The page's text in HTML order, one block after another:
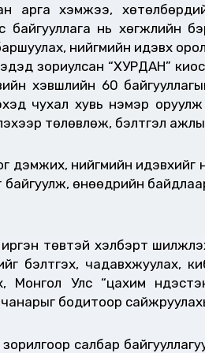
хэмжээ,
байгууллага нь хөгжлийн
нийгмийн идэвх
зориулсан “ХУРДАН”
хэвшлийн 60
чухал хувь нэмэр
төлөвлөж, бэлтгэл
нийгмийн идэвхийг
өнөөдрийн
төвтэй хэлбэрт
бэлтгэх, чадавхжуулах,
Монгол Улс “цахим
бодитоор
салбар